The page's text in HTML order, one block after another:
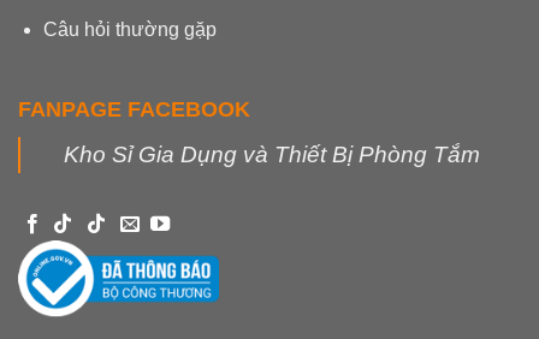
Câu hỏi thường gặp
FANPAGE FACEBOOK
Kho Sỉ Gia Dụng và Thiết Bị Phòng Tắm